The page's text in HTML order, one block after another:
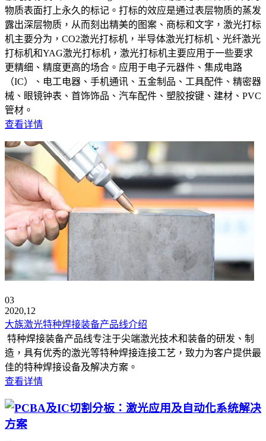
物质表面打上永久的标记。打标的效应是通过表层物质的蒸发
露出深层物质，从而刻出精美的图案、商标和文字，激光打标
机主要分为，CO2激光打标机，半导体激光打标机、光纤激光
打标机和YAG激光打标机，激光打标机主要应用于一些要求
更精细、精度更高的场合。应用于电子元器件、集成电路
（IC）、电工电器、手机通讯、五金制品、工具配件、精密器
械、眼镜钟表、首饰饰品、汽车配件、塑胶按键、建材、PVC
管材。
查看详情
03
2020,12
大族激光特种焊接装备产品线介绍
特种焊接装备产品线专注于尖端激光技术和装备的研发、制
造，具有优秀的激光等特种焊接连接工艺，致力为客户提供最
佳的特种焊接设备及解决方案。
查看详情